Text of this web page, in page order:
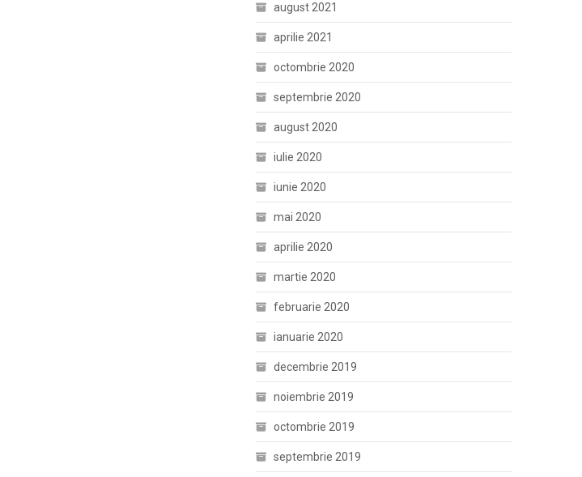
august 2021
aprilie 2021
octombrie 2020
septembrie 2020
august 2020
iulie 2020
iunie 2020
mai 2020
aprilie 2020
martie 2020
februarie 2020
ianuarie 2020
decembrie 2019
noiembrie 2019
octombrie 2019
septembrie 2019